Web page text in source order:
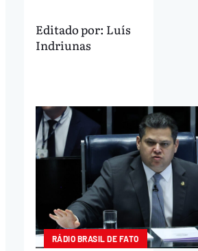
Editado por: Luís
Indriunas
RÁDIO BRASIL DE FATO